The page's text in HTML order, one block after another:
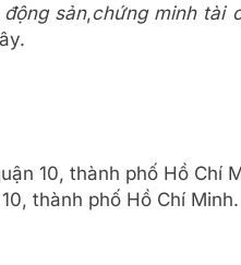
sản,chứng minh tài
10, thành phố Hồ Chí
thành phố Hồ Chí Minh.